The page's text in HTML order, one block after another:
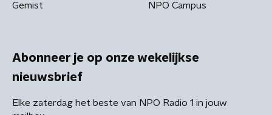
Gemist NPO Campus
Abonneer je op onze wekelijkse
nieuwsbrief
Elke zaterdag het beste van NPO Radio 1 in jouw